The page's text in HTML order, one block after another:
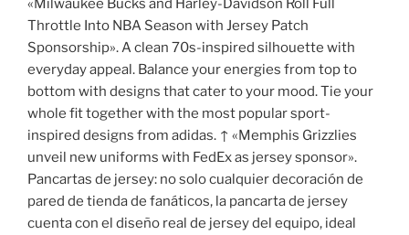
«Milwaukee Bucks and Harley-Davidson Roll Full
Throttle Into NBA Season with Jersey Patch
Sponsorship». A clean 70s-inspired silhouette with
everyday appeal. Balance your energies from top to
bottom with designs that cater to your mood. Tie your
whole fit together with the most popular sport-
inspired designs from adidas. ↑ «Memphis Grizzlies
unveil new uniforms with FedEx as jersey sponsor».
Pancartas de jersey: no solo cualquier decoración de
pared de tienda de fanáticos, la pancarta de jersey
cuenta con el diseño real de jersey del equipo, ideal